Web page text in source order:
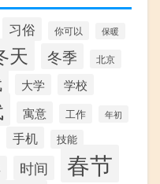
习俗 你可以 保暖
天 冬季 北京
大学
学校
寓意 工作 年初
手机 技能
时间 春节